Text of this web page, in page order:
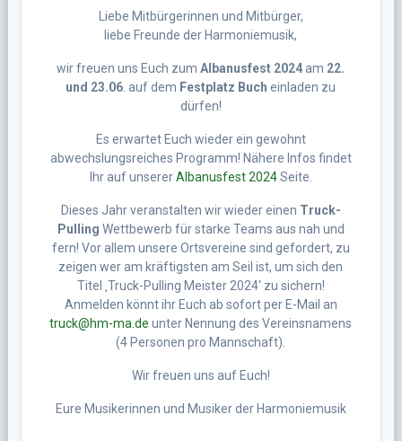
Liebe Mitbürgerinnen und Mitbürger,
liebe Freunde der Harmoniemusik,
wir freuen uns Euch zumAlbanusfest 2024am 22.
und 23.06 . auf dem Festplatz Buch einladen zu
dürfen!
Es erwartet Euch wieder ein gewohnt
abwechslungsreiches Programm! Nähere Infos findet
Ihr auf unsererAlbanusfest 2024Seite.
Dieses Jahr veranstalten wir wieder einen Truck-
Pulling Wettbewerb für starke Teams aus nah und
fern! Vor allem unsere Ortsvereine sind gefordert, zu
zeigen wer am kräftigsten am Seil ist, um sich den
Titel ‚Truck-Pulling Meister 2024‘ zu sichern!
Anmelden könnt ihr Euch ab sofort per E-Mail an
truck@hm-ma.de unter Nennung des Vereinsnamens
(4 Personen pro Mannschaft).
Wir freuen uns auf Euch!
Eure Musikerinnen und Musiker der Harmoniemusik